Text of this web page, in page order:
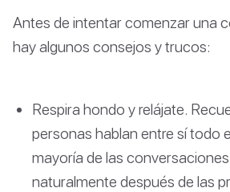
Antes de intentar comenzar una
hay algunos consejos y trucos:
Respira hondo y relájate.
personas hablan entre sí todo
mayoría de las
naturalmente después de las